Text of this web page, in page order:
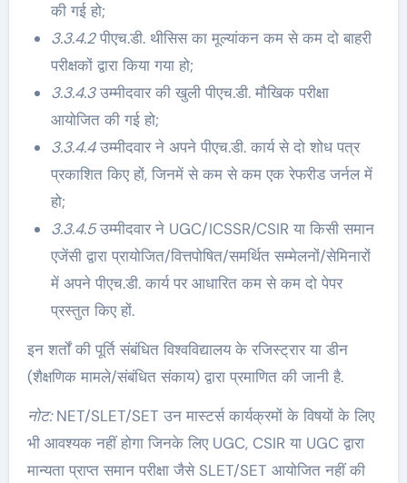
की गई हो;
3.3.4.2पीएच.डी. थीसिस का मूल्यांकन कम से कम दो बाहरी
परीक्षकों द्वारा किया गया हो;
3.3.4.3उम्मीदवार की खुली पीएच.डी. मौखिक परीक्षा
आयोजित की गई हो;
3.3.4.4उम्मीदवार ने अपने पीएच.डी. कार्य से दो शोध पत्र
प्रकाशित किए हों, जिनमें से कम से कम एक रेफरीड जर्नल में
हो;
3.3.4.5उम्मीदवार ने UGC/ICSSR/CSIR या किसी समान
एजेंसी द्वारा प्रायोजित/वित्तपोषित/समर्थित सम्मेलनों/सेमिनारों
में अपने पीएच.डी. कार्य पर आधारित कम से कम दो पेपर
प्रस्तुत किए हों.
इन शर्तों की पूर्ति संबंधित विश्वविद्यालय के रजिस्ट्रार या डीन
(शैक्षणिक मामले/संबंधित संकाय) द्वारा प्रमाणित की जानी है.
नोट:NET/SLET/SET उन मास्टर्स कार्यक्रमों के विषयों के लिए
भी आवश्यक नहीं होगा जिनके लिए UGC, CSIR या UGC द्वारा
मान्यता प्राप्त समान परीक्षा जैसे SLET/SET आयोजित नहीं की